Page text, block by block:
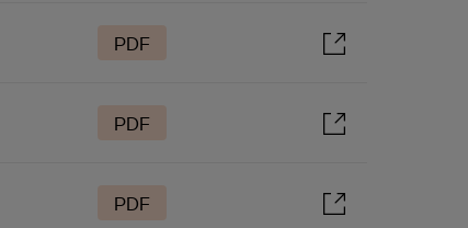
PDF
PDF
PDF